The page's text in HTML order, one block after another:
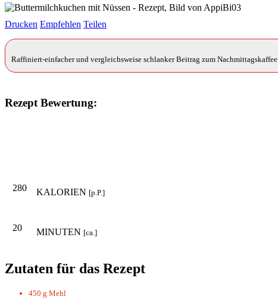
Drucken Empfehlen Teilen
Raffiniert-einfacher und vergleichsweise schlanker Beitrag zum Nachmittagskaffee
Rezept Bewertung:
280 KALORIEN [p.P.]
20 MINUTEN [ca.]
Zutaten für das Rezept
450 g Mehl